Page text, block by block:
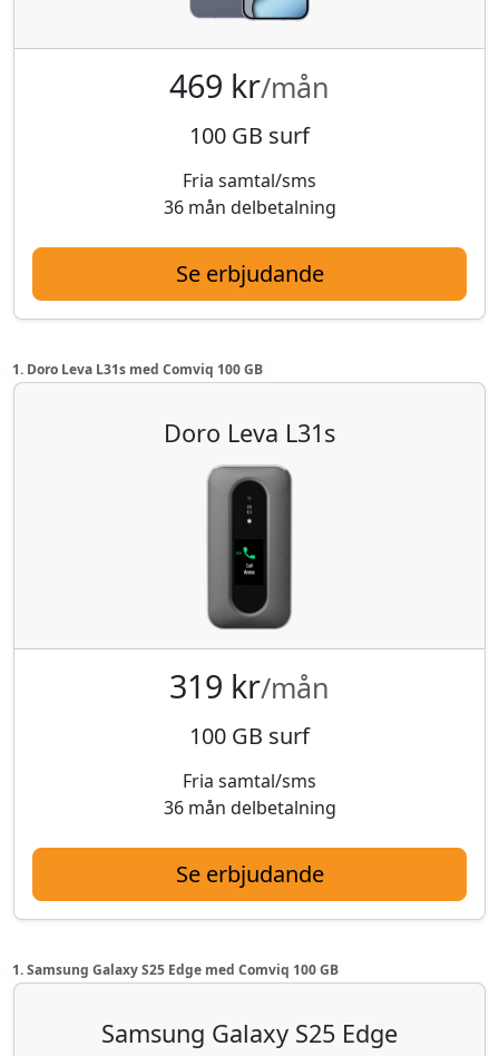
469 kr/mån
100 GB surf
Fria samtal/sms
36 mån delbetalning
Se erbjudande
1. Doro Leva L31s med Comviq 100 GB
Doro Leva L31s
319 kr/mån
100 GB surf
Fria samtal/sms
36 mån delbetalning
Se erbjudande
1. Samsung Galaxy S25 Edge med Comviq 100 GB
Samsung Galaxy S25 Edge